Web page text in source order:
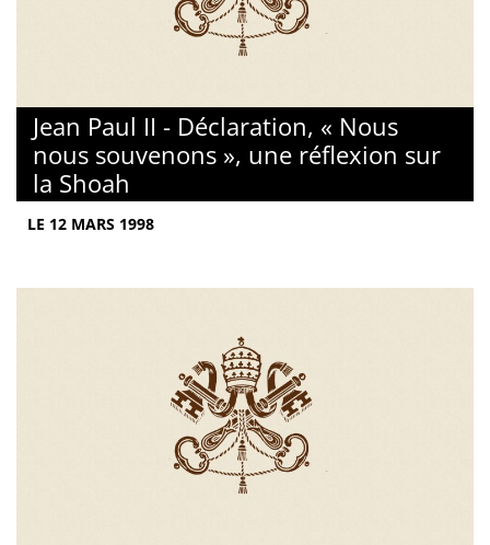
Jean Paul II - Déclaration, « Nous
nous souvenons », une réflexion sur
la Shoah
LE 12 MARS 1998